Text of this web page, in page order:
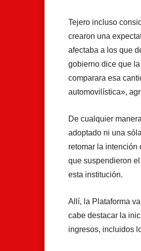
Tejero incluso
crearon una
afectaba a los que
gobierno dice que
comparara esa
automovilística»,
De cualquier
adoptado ni una
retomar la intención
que suspendieron
esta institución.
Allí, la Plataforma
cabe destacar la
ingresos, incluidos